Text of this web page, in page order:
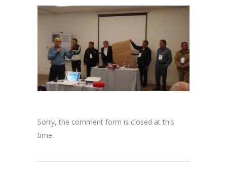
Sorry, the comment form is closed at this
time.